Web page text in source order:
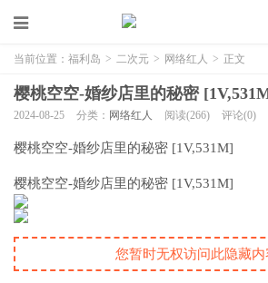
当前位置： 福利岛 > 二次元 > 网络红人 > 正文
樱桃空空-婚纱店里的秘密
2024-08-25 分类： 网络红人 阅读(266) 评论(0)
樱桃空空-婚纱店里的秘密 [1V,531M]
樱桃空空-婚纱店里的秘密 [1V,531M]
您暂时无权访问此隐藏内